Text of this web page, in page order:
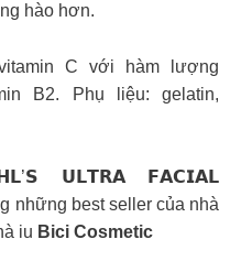
hào hơn.
C với hàm lượng
B2. Phụ liệu: gelatin,
𝗨𝗟𝗧𝗥𝗔 𝗙𝗔𝗖𝗜𝗔𝗟
best seller của nhà
iu Bici Cosmetic